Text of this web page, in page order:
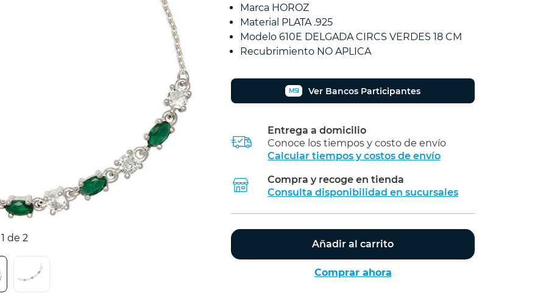
1 de 2
Marca HOROZ
Material PLATA .925
Modelo 610E DELGADA CIRCS VERDES 18 CM
Recubrimiento NO APLICA
MSI Ver Bancos Participantes
Entrega a domicilio
Conoce los tiempos y costo de envío
Calcular tiempos y costos de envío
Calcular
Compra y recoge en tienda
Consulta disponibilidad en sucursales
Añadir al carrito
Comprar ahora